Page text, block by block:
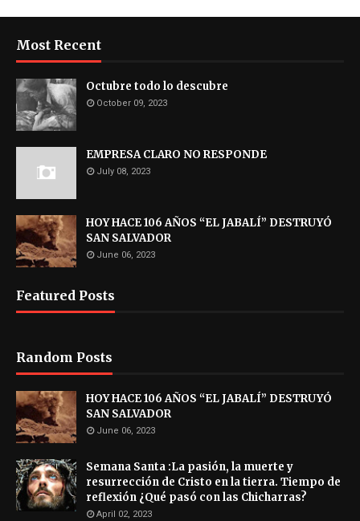
Most Recent
Octubre todo lo descubre
October 09, 2023
EMPRESA CLARO NO RESPONDE
July 08, 2023
HOY HACE 106 AÑOS “EL JABALÍ” DESTRUYÓ
SAN SALVADOR
June 06, 2023
Featured Posts
Random Posts
HOY HACE 106 AÑOS “EL JABALÍ” DESTRUYÓ
SAN SALVADOR
June 06, 2023
Semana Santa :La pasión, la muerte y
resurrección de Cristo en la tierra. Tiempo de
reflexión ¿Qué pasó con las Chicharras?
April 02, 2023